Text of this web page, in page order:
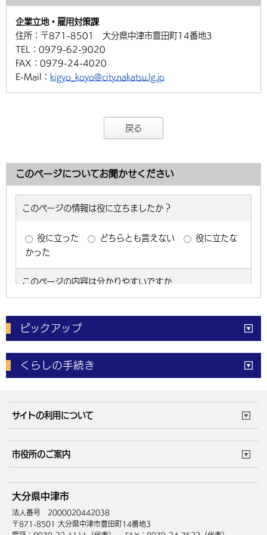
企業立地・雇用対策課
住所： 〒871-8501 大分県中津市豊田町14番地3
TEL： 0979-62-9020
FAX： 0979-24-4020
E-Mail： kigyo_koyo@city.nakatsu.lg.jp
戻る
このページについてお聞かせください
ピックアップ
電子申請 窓口の混雑状況
体育施設予約状況 ご意見・ご要望
くらしの手続き
成人・仕事
住まい・引越 ごみ・環境
健康・医療 障がい・福祉
高齢・介護
サイトの利用について
サイトマップ
市役所のご案内
庁舎地図 組織案内
中津市へのアクセス
大分県中津市
法人番号 2000020442038
〒871-8501 大分県中津市豊田町14番地3